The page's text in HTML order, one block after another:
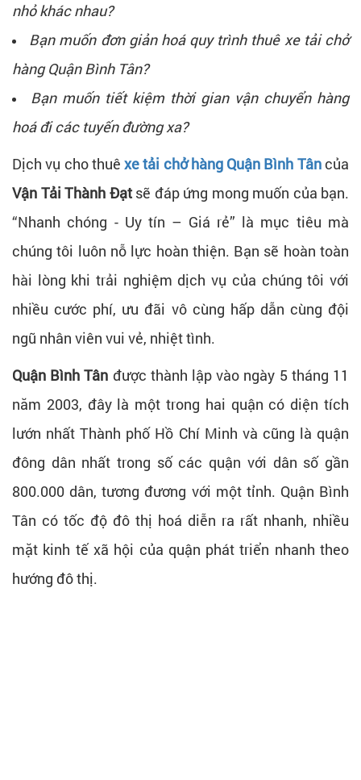
nhỏ khác nhau?
Bạn muốn đơn giản hoá quy trình thuê xe tải chở
hàng Quận Bình Tân?
Bạn muốn tiết kiệm thời gian vận chuyển hàng
hoá đi các tuyến đường xa?
Dịch vụ cho thuêxe tải chở hàng Quận Bình Tâncủa
Vận Tải Thành Đạtsẽ đáp ứng mong muốn của bạn.
“Nhanh chóng - Uy tín – Giá rẻ” là mục tiêu mà
chúng tôi luôn nỗ lực hoàn thiện. Bạn sẽ hoàn toàn
hài lòng khi trải nghiệm dịch vụ của chúng tôi với
nhiều cước phí, ưu đãi vô cùng hấp dẫn cùng đội
ngũ nhân viên vui vẻ, nhiệt tình.
Quận Bình Tân được thành lập vào ngày 5 tháng 11
năm 2003, đây là một trong hai quận có diện tích
lướn nhất Thành phố Hồ Chí Minh và cũng là quận
đông dân nhất trong số các quận với dân số gần
800.000 dân, tương đương với một tỉnh. Quận Bình
Tân có tốc độ đô thị hoá diễn ra rất nhanh, nhiều
mặt kinh tế xã hội của quận phát triển nhanh theo
hướng đô thị.